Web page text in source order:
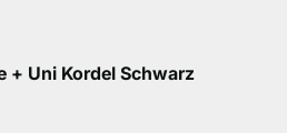
+ Uni Kordel Schwarz